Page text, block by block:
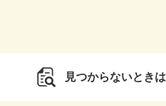
見つからないときは